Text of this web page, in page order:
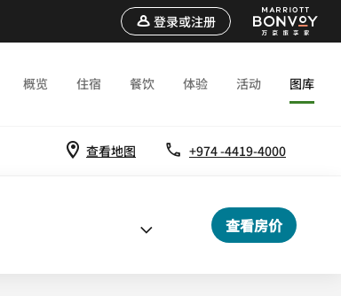
登录或注册
概览 住宿 餐饮 体验 活动 图库
查看地图 +974 -4419-4000
查看房价